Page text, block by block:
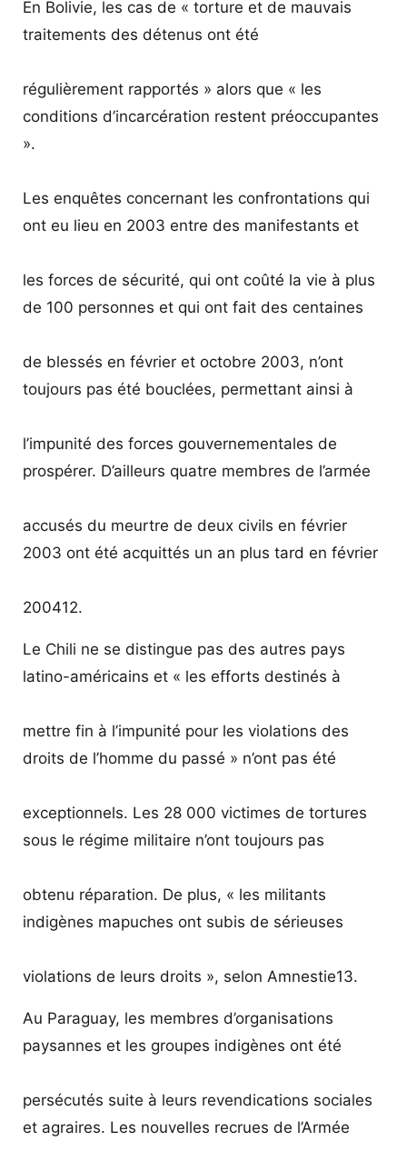
En Bolivie, les cas de « torture et de mauvais
traitements des détenus ont été
régulièrement rapportés » alors que « les
conditions d’incarcération restent préoccupantes
».
Les enquêtes concernant les confrontations qui
ont eu lieu en 2003 entre des manifestants et
les forces de sécurité, qui ont coûté la vie à plus
de 100 personnes et qui ont fait des centaines
de blessés en février et octobre 2003, n’ont
toujours pas été bouclées, permettant ainsi à
l’impunité des forces gouvernementales de
prospérer. D’ailleurs quatre membres de l’armée
accusés du meurtre de deux civils en février
2003 ont été acquittés un an plus tard en février
200412.
Le Chili ne se distingue pas des autres pays
latino-américains et « les efforts destinés à
mettre fin à l’impunité pour les violations des
droits de l’homme du passé » n’ont pas été
exceptionnels. Les 28 000 victimes de tortures
sous le régime militaire n’ont toujours pas
obtenu réparation. De plus, « les militants
indigènes mapuches ont subis de sérieuses
violations de leurs droits », selon Amnestie13.
Au Paraguay, les membres d’organisations
paysannes et les groupes indigènes ont été
persécutés suite à leurs revendications sociales
et agraires. Les nouvelles recrues de l’Armée